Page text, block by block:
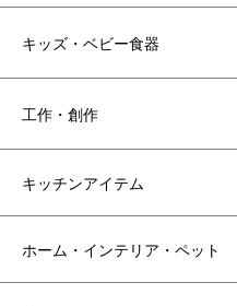
キッズ・ベビー食器
工作・創作
キッチンアイテム
ホーム・インテリア・ペット